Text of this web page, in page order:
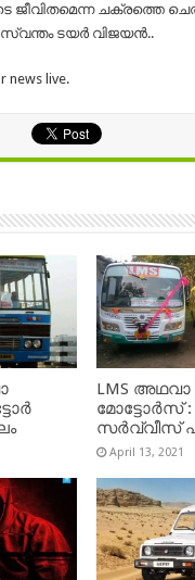
ചക്രത്തെ
ടയർ വിജയൻ..
news live.
LMS അഥവാ
മോട്ടോർസ്
സർവ്വീസ്
April 13, 2021